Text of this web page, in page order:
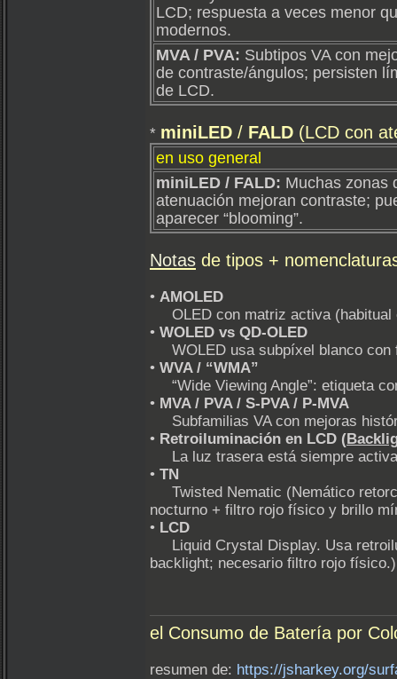
LCD; respuesta a veces menor
modernos.
MVA / PVA: Subtipos VA con
de contraste/ángulos; persisten
de LCD.
* miniLED / FALD (LCD con
en uso general
miniLED / FALD: Muchas zonas
atenuación mejoran contraste;
aparecer “blooming”.
Notas de tipos +
• AMOLED
OLED con matriz activa (habitual
• WOLED vs QD‑OLED
WOLED usa subpíxel blanco con
• WVA / “WMA”
“Wide Viewing Angle”: etiqueta
• MVA / PVA / S‑PVA / P‑MVA
Subfamilias VA con mejoras
• Retroiluminación en LCD (
La luz trasera está siempre activa
• TN
Twisted Nematic (Nemático
nocturno + filtro rojo físico y brillo
• LCD
Liquid Crystal Display. Usa
backlight; necesario filtro rojo físico.)
el Consumo de Batería por
resumen de: https://jsharkey.org/